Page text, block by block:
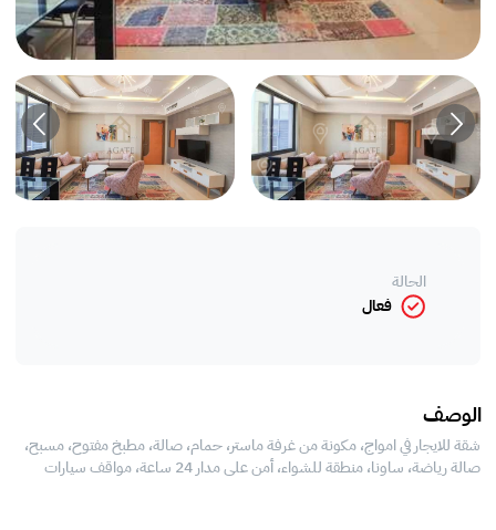
الحالة
فعال
الوصف
شقة للايجار في امواج، مكونة من غرفة ماستر، حمام، صالة، مطبخ مفتوح، مسبح،
صالة رياضة، ساونا، منطقة للشواء، أمن على مدار 24 ساعة، مواقف سيارات